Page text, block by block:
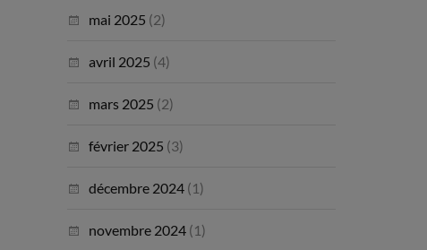
mai 2025 (2)
avril 2025 (4)
mars 2025 (2)
février 2025 (3)
décembre 2024 (1)
novembre 2024 (1)